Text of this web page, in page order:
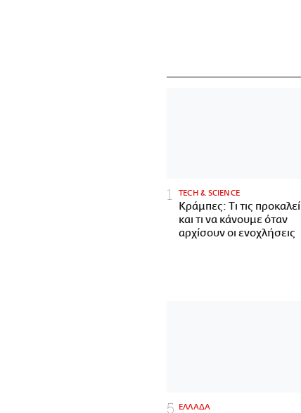
ΤECH & SCIENCE
Κράμπες: Τι τις προκαλεί
και τι να κάνουμε όταν
αρχίσουν οι ενοχλήσεις
ΕΛΛΑΔΑ